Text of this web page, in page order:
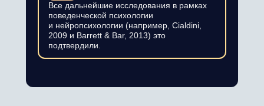
Все дальнейшие исследования в рамках
поведенческой психологии
и нейропсихологии (например, Cialdini,
2009 и Barrett & Bar, 2013) это
подтвердили.